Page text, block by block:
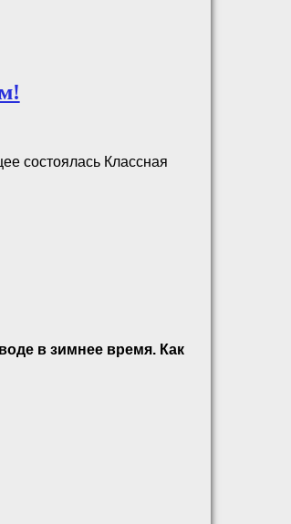
состоялась Классная
в зимнее время. Как